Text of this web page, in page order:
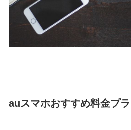
auスマホおすすめ料金プ